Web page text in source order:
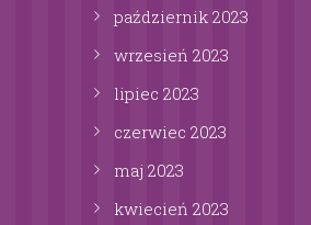
październik 2023
wrzesień 2023
lipiec 2023
czerwiec 2023
maj 2023
kwiecień 2023